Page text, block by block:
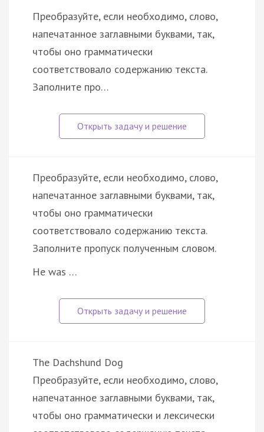
Преобразуйте, если необходимо, слово,
напечатанное заглавными буквами, так,
чтобы оно грамматически
соответствовало содержанию текста.
Заполните про…
Преобразуйте, если необходимо, слово,
напечатанное заглавными буквами, так,
чтобы оно грамматически
соответствовало содержанию текста.
Заполните пропуск полученным словом.
He was …
The Dachshund Dog
Преобразуйте, если необходимо, слово,
напечатанное заглавными буквами, так,
чтобы оно грамматически и лексически